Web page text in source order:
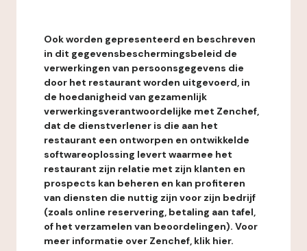
Ook worden gepresenteerd en beschreven
in dit gegevensbeschermingsbeleid de
verwerkingen van persoonsgegevens die
door het restaurant worden uitgevoerd, in
de hoedanigheid van gezamenlijk
verwerkingsverantwoordelijke met Zenchef,
dat de dienstverlener is die aan het
restaurant een ontworpen en ontwikkelde
softwareoplossing levert waarmee het
restaurant zijn relatie met zijn klanten en
prospects kan beheren en kan profiteren
van diensten die nuttig zijn voor zijn bedrijf
(zoals online reservering, betaling aan tafel,
of het verzamelen van beoordelingen). Voor
meer informatie over Zenchef, klik hier.